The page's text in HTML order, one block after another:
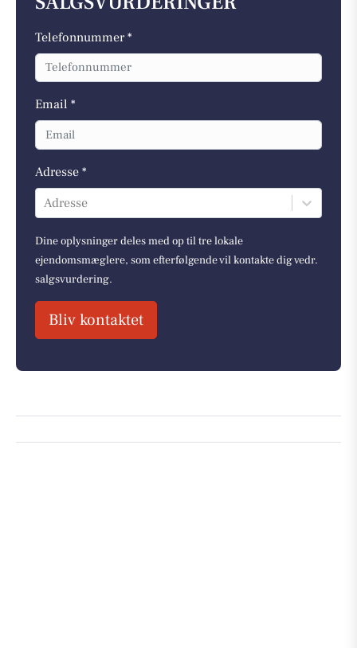
Telefonnummer *
Email *
Adresse *
Adresse
Dine oplysninger deles med op til tre lokale
ejendomsmæglere, som efterfølgende vil kontakte dig vedr.
salgsvurdering.
Bliv kontaktet